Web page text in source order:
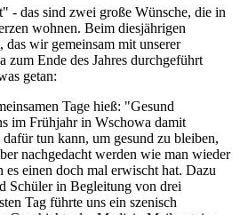
- das sind zwei große Wünsche, die in
wohnen. Beim diesjährigen
das wir gemeinsam mit unserer
zum Ende des Jahres durchgeführt
getan:
Tage hieß: "Gesund
im Frühjahr in Wschowa damit
tun kann, um gesund zu bleiben,
nachgedacht werden wie man wieder
es einen doch mal erwischt hat. Dazu
Schüler in Begleitung von drei
Tag führte uns ein szenisch